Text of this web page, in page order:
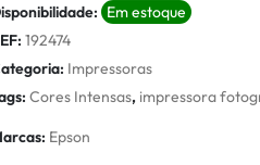
Em estoque
192474
Impressoras
Cores Intensas, impressora
Epson